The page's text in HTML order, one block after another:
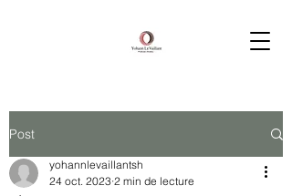
Post
yohannlevaillantsh
24 oct. 2023 2 min de lecture